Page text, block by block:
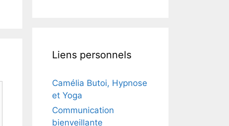
Liens personnels
Camélia Butoi, Hypnose
et Yoga
Communication
bienveillante